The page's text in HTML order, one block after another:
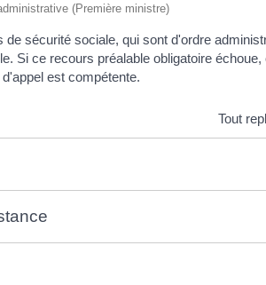
(Première ministre)
sécurité sociale, qui sont d'ordre
Si ce recours préalable obligatoire
est compétente.
Tout